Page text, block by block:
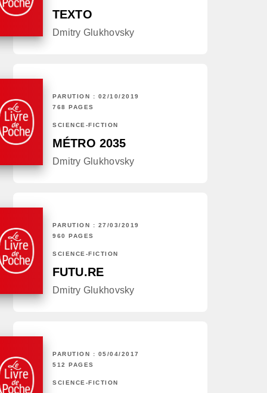
TEXTO
Dmitry Glukhovsky
PARUTION : 02/10/2019
768 PAGES
SCIENCE-FICTION
MÉTRO 2035
Dmitry Glukhovsky
PARUTION : 27/03/2019
960 PAGES
SCIENCE-FICTION
FUTU.RE
Dmitry Glukhovsky
PARUTION : 05/04/2017
512 PAGES
SCIENCE-FICTION